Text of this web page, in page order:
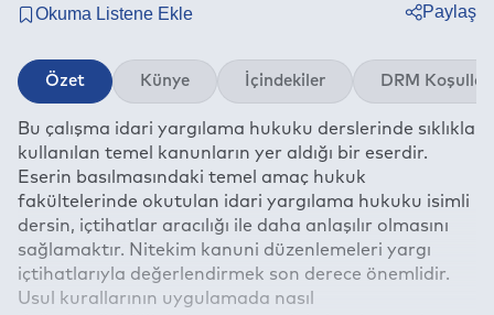
Paylaş
Twitter
Linkedin
Whatsapp
E-mail
Özet Künye İçindekiler DRM Koşulları
Bu çalışma idari yargılama hukuku derslerinde sıklıkla
kullanılan temel kanunların yer aldığı bir eserdir.
Eserin basılmasındaki temel amaç hukuk
fakültelerinde okutulan idari yargılama hukuku isimli
dersin, içtihatlar aracılığı ile daha anlaşılır olmasını
sağlamaktır. Nitekim kanuni düzenlemeleri yargı
içtihatlarıyla değerlendirmek son derece önemlidir.
Usul kurallarının uygulamada nasıl